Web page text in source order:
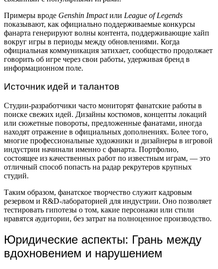
Примеры вроде Genshin Impactили League of Legends
показывают, как официально поддерживаемые конкурсы
фанарта генерируют волны контента, поддерживающие хайп
вокруг игры в периоды между обновлениями. Когда
официальная коммуникация затихает, сообщество продолжает
говорить об игре через свои работы, удерживая бренд в
информационном поле.
Источник идей и талантов
Студии-разработчики часто мониторят фанатские работы в
поиске свежих идей. Дизайны костюмов, концепты локаций
или сюжетные повороты, предложенные фанатами, иногда
находят отражение в официальных дополнениях. Более того,
многие профессиональные художники и дизайнеры в игровой
индустрии начинали именно с фанарта. Портфолио,
состоящее из качественных работ по известным играм, — это
отличный способ попасть на радар рекрутеров крупных
студий.
Таким образом, фанатское творчество служит кадровым
резервом и R&D-лабораторией для индустрии. Оно позволяет
тестировать гипотезы о том, какие персонажи или стили
нравятся аудитории, без затрат на полноценное производство.
Юридические аспекты: Грань между
вдохновением и нарушением